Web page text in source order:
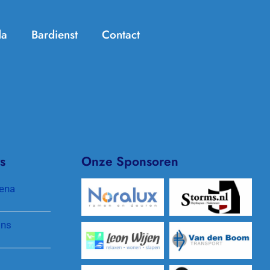
Clubkleding
Protocol gewenst gedrag
Reglementen en regelingen
Pinnenlandtoernooi
Bardienst
Contact
Onze Sponsoren